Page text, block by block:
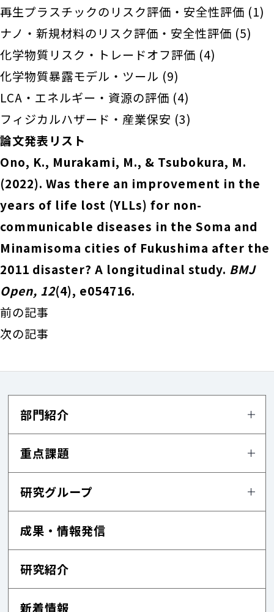
再生プラスチックのリスク評価・安全性評価 (1)
ナノ・新規材料のリスク評価・安全性評価 (5)
化学物質リスク・トレードオフ評価 (4)
化学物質暴露モデル・ツール (9)
LCA・エネルギー・資源の評価 (4)
フィジカルハザード・産業保安 (3)
論文発表リスト
Ono, K., Murakami, M., & Tsubokura, M.
(2022). Was there an improvement in the
years of life lost (YLLs) for non-
communicable diseases in the Soma and
Minamisoma cities of Fukushima after the
2011 disaster? A longitudinal study. BMJ
Open, 12(4), e054716.
前の記事
次の記事
部門紹介
重点課題
研究グループ
成果・情報発信
研究紹介
新着情報